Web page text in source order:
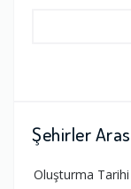
Şehirler
Oluşturma Tarihi